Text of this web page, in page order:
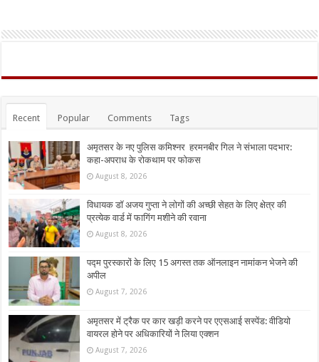
Recent Popular Comments Tags
अमृतसर के नए पुलिस कमिश्नर हरमनबीर गिल ने संभाला पदभार:
कहा-अपराध के रोकथाम पर फोकस
August 8, 2026
विधायक डॉ अजय गुप्ता ने लोगों की अच्छी सेहत के लिए क्षेत्र की
प्रत्येक वार्ड में फागिंग मशीने की रवाना
August 8, 2026
पद्म पुरस्कारों के लिए 15 अगस्त तक ऑनलाइन नामांकन भेजने की
अपील
August 7, 2026
अमृतसर में ट्रैक पर कार खड़ी करने पर एएसआई सस्पेंड: वीडियो
वायरल होने पर अधिकारियों ने लिया एक्शन
August 7, 2026